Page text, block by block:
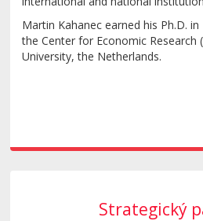
Martin Kahanec earned his Ph.D.
the Center for Economic Research
University, the Netherlands.
Strategický